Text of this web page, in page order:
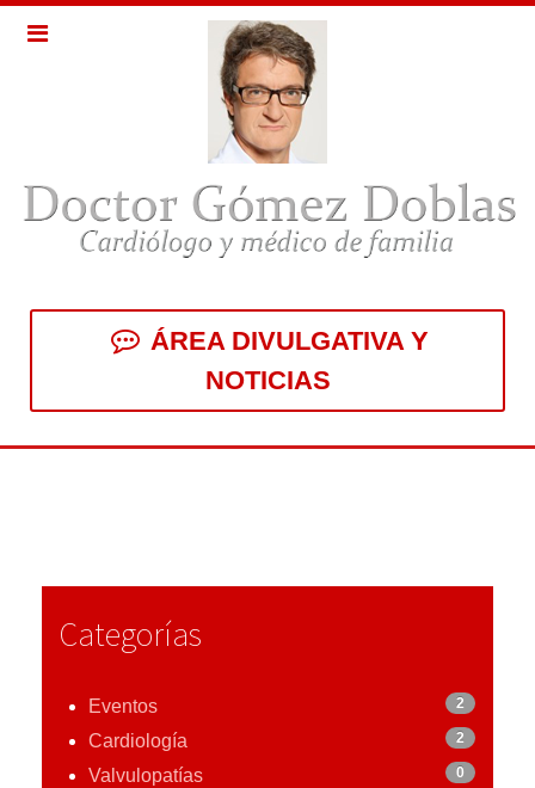
ÁREA DIVULGATIVA Y
NOTICIAS
Categorías
Eventos 2
Cardiología 2
Valvulopatías 0